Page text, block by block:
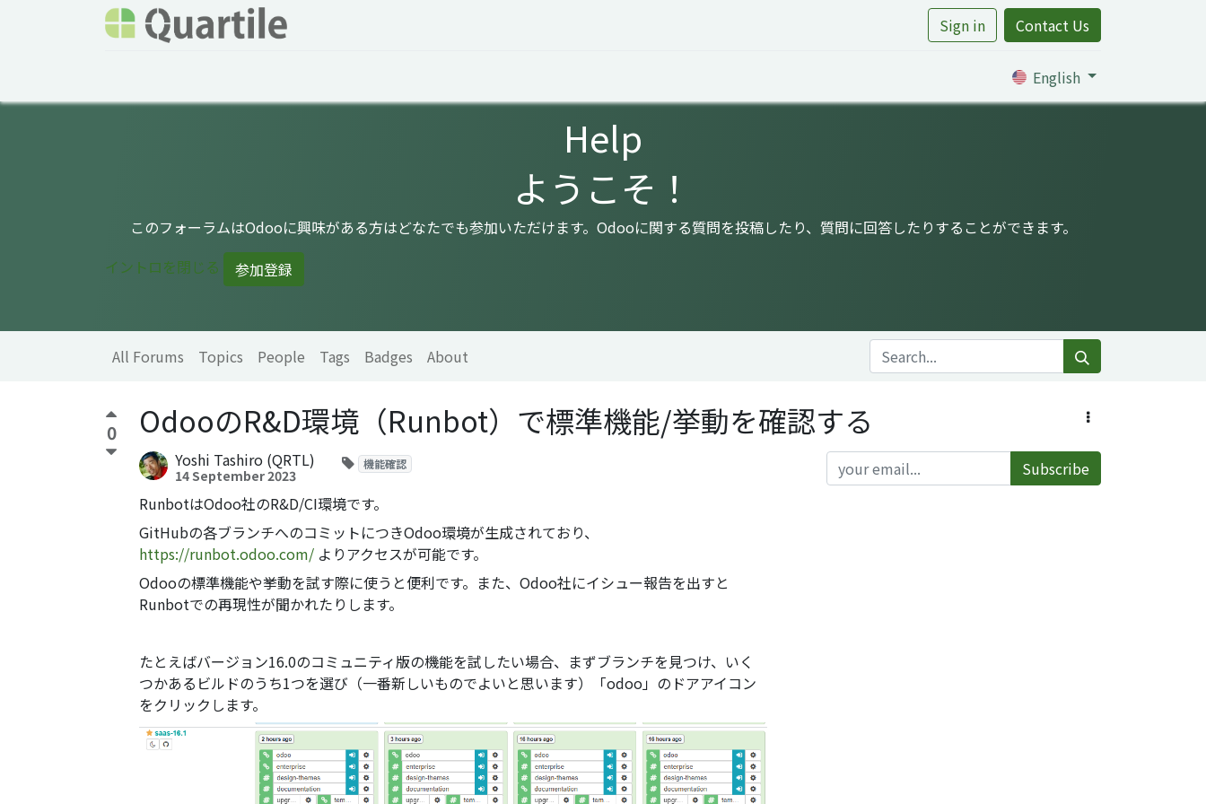
Sign in Contact Us
English
Help
ようこそ！
このフォーラムはOdooに興味がある方はどなたでも参加いただけます。Odooに関する質問を投稿したり、質問に回答したりすることができます。
イントロを閉じる
参加登録
All Forums Topics People Tags Badges About
0 OdooのR&D環境（Runbot）で標準機能/挙動を確認する
Yoshi Tashiro (QRTL)
14 September 2023 Subscribe
機能確認
RunbotはOdoo社のR&D/CI環境です。
GitHubの各ブランチへのコミットにつきOdoo環境が生成されており、
https://runbot.odoo.com/ よりアクセスが可能です。
Odooの標準機能や挙動を試す際に使うと便利です。また、Odoo社にイシュー報告を出すと
Runbotでの再現性が聞かれたりします。
たとえばバージョン16.0のコミュニティ版の機能を試したい場合、まずブランチを見つけ、いく
つかあるビルドのうち1つを選び（一番新しいものでよいと思います）「odoo」のドアアイコン
をクリックします。